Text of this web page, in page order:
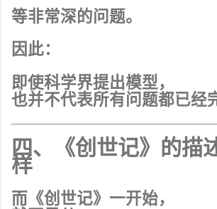
等非常深的问题。
因此：
即使科学界提出模型，
也并不代表所有问题都已经
四、《创世记》的描
样
而《创世记》一开始，